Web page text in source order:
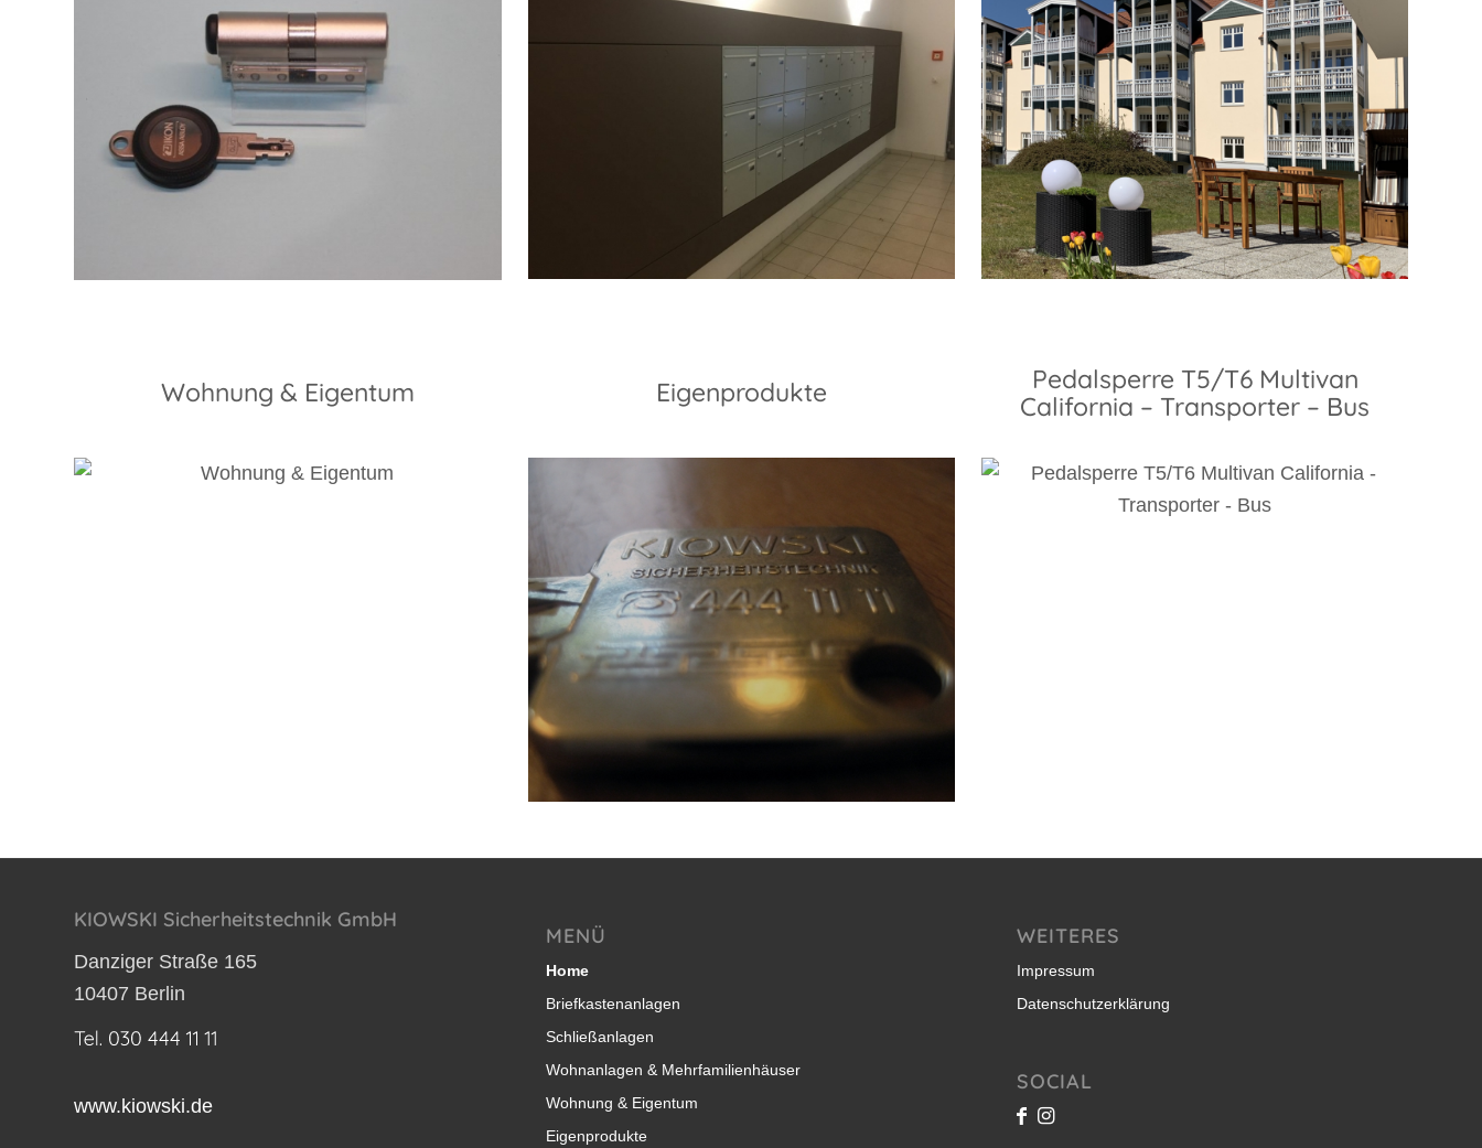
Wohnung & Eigentum Eigenprodukte
Pedalsperre T5/T6 Multivan
California – Transporter – Bus
KIOWSKI Sicherheitstechnik GmbH
Danziger Straße 165
10407 Berlin
www.kiowski.de
MENÜ
Home
Briefkastenanlagen
Schließanlagen
Wohnanlagen & Mehrfamilienhäuser
Wohnung & Eigentum
Eigenprodukte
WEITERES
Impressum
Datenschutzerklärung
SOCIAL